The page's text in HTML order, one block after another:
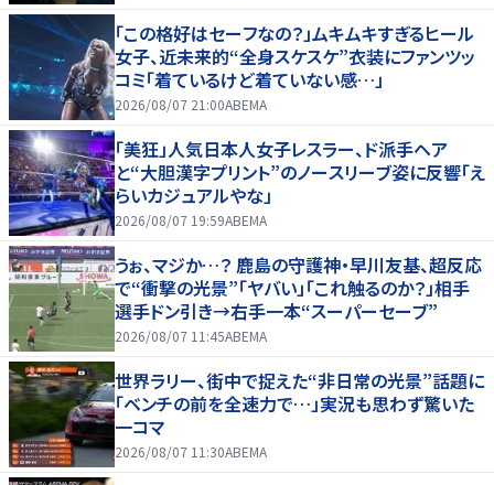
「この格好はセーフなの？」ムキムキすぎるヒール
女子、近未来的“全身スケスケ”衣装にファンツッ
コミ「着ているけど着ていない感…」
2026/08/07 21:00ABEMA
「美狂」人気日本人女子レスラー、ド派手ヘア
と“大胆漢字プリント”のノースリーブ姿に反響「え
らいカジュアルやな」
2026/08/07 19:59ABEMA
うぉ、マジか…？ 鹿島の守護神・早川友基、超反応
で“衝撃の光景”「ヤバい」「これ触るのか？」相手
選手ドン引き→右手一本“スーパーセーブ”
2026/08/07 11:45ABEMA
世界ラリー、街中で捉えた“非日常の光景”話題に
「ベンチの前を全速力で…」実況も思わず驚いた
一コマ
2026/08/07 11:30ABEMA